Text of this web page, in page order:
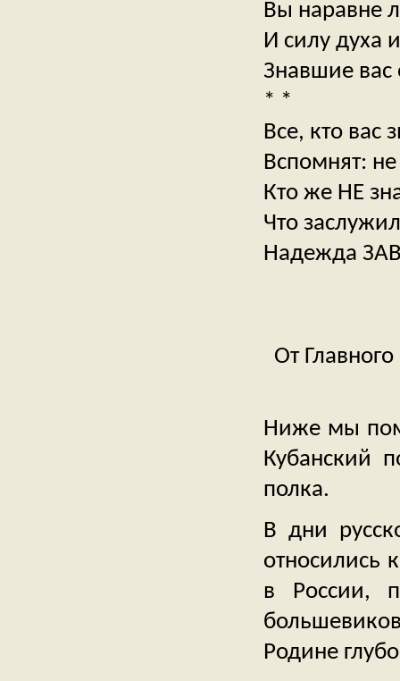
Вы наравне
И силу духа
Знавшие вас
* *
Все, кто вас
Вспомнят:
Кто же НЕ
Что
Надежда
От
Ниже мы
Кубанский
полка.
В дни
относились
в России,
Родине